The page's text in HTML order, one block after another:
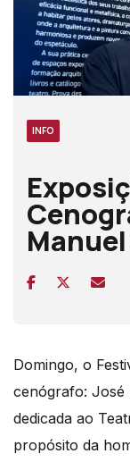
INFO
Domingo, o
cenógrafo: José
dedicada ao
propósito da